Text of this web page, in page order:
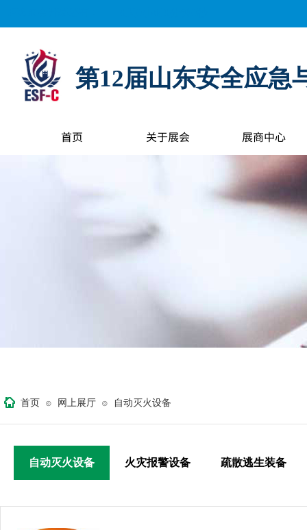
第12届山东安全应急
首页 关于展会 展商中心
首页 ⊙ 网上展厅 ⊙ 自动灭火设备
自动灭火设备 火灾报警设备 疏散逃生装备